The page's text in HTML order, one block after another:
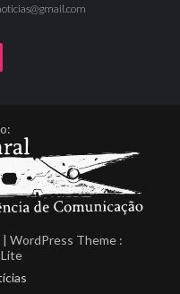
| WordPress Theme :